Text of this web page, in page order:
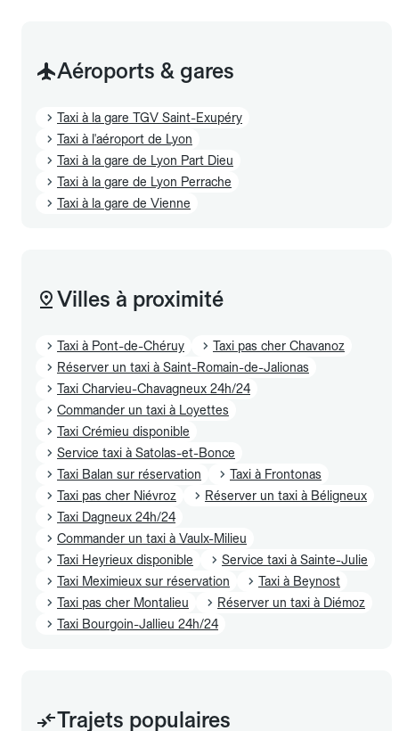
Aéroports & gares
Taxi à la gare TGV Saint-Exupéry
Taxi à l'aéroport de Lyon
Taxi à la gare de Lyon Part Dieu
Taxi à la gare de Lyon Perrache
Taxi à la gare de Vienne
Villes à proximité
Taxi à Pont-de-Chéruy
Taxi pas cher Chavanoz
Réserver un taxi à Saint-Romain-de-Jalionas
Taxi Charvieu-Chavagneux 24h/24
Commander un taxi à Loyettes
Taxi Crémieu disponible
Service taxi à Satolas-et-Bonce
Taxi Balan sur réservation
Taxi à Frontonas
Taxi pas cher Niévroz
Réserver un taxi à Béligneux
Taxi Dagneux 24h/24
Commander un taxi à Vaulx-Milieu
Taxi Heyrieux disponible
Service taxi à Sainte-Julie
Taxi Meximieux sur réservation
Taxi à Beynost
Taxi pas cher Montalieu
Réserver un taxi à Diémoz
Taxi Bourgoin-Jallieu 24h/24
Trajets populaires